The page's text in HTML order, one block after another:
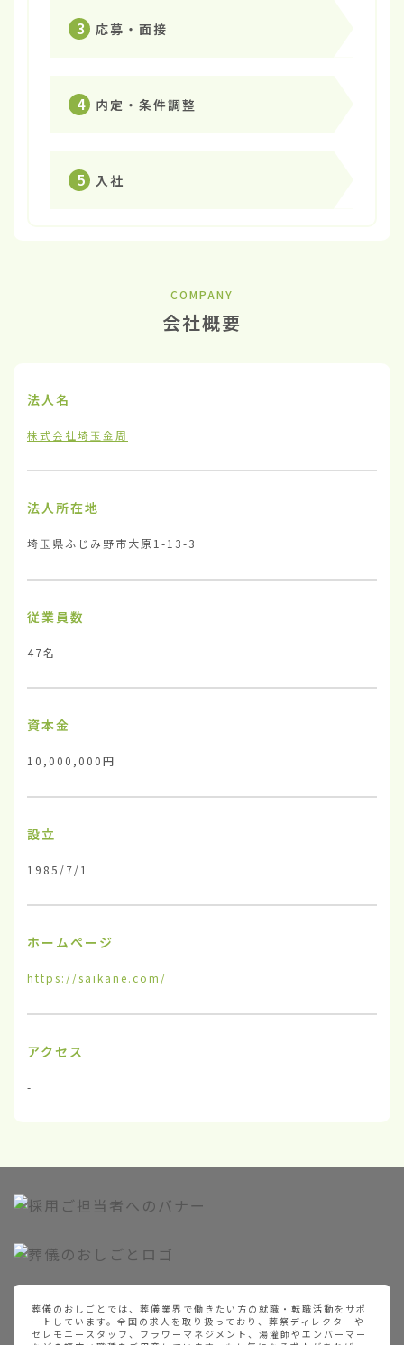
3 応募・面接
4 内定・条件調整
5 入社
COMPANY
会社概要
法人名
株式会社埼玉金周
法人所在地
埼玉県ふじみ野市大原1-13-3
従業員数
47名
資本金
10,000,000円
設立
1985/7/1
ホームページ
https://saikane.com/
アクセス
-
葬儀のおしごとでは、葬儀業界で働きたい方の就職・転職活動をサポ
ートしています。全国の求人を取り扱っており、葬祭ディレクターや
セレモニースタッフ、フラワーマネジメント、湯灌師やエンバーマー